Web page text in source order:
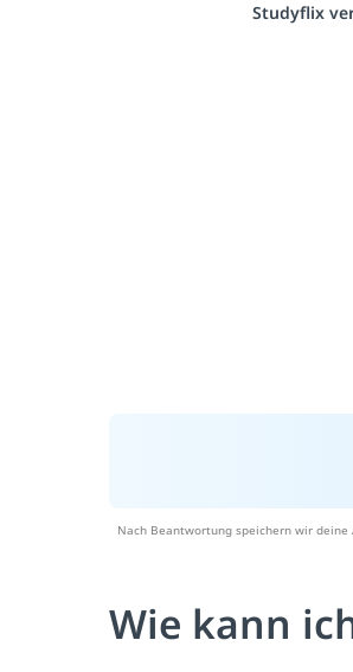
Studyflix
Nach Beantwortung speichern wir
Wie kann